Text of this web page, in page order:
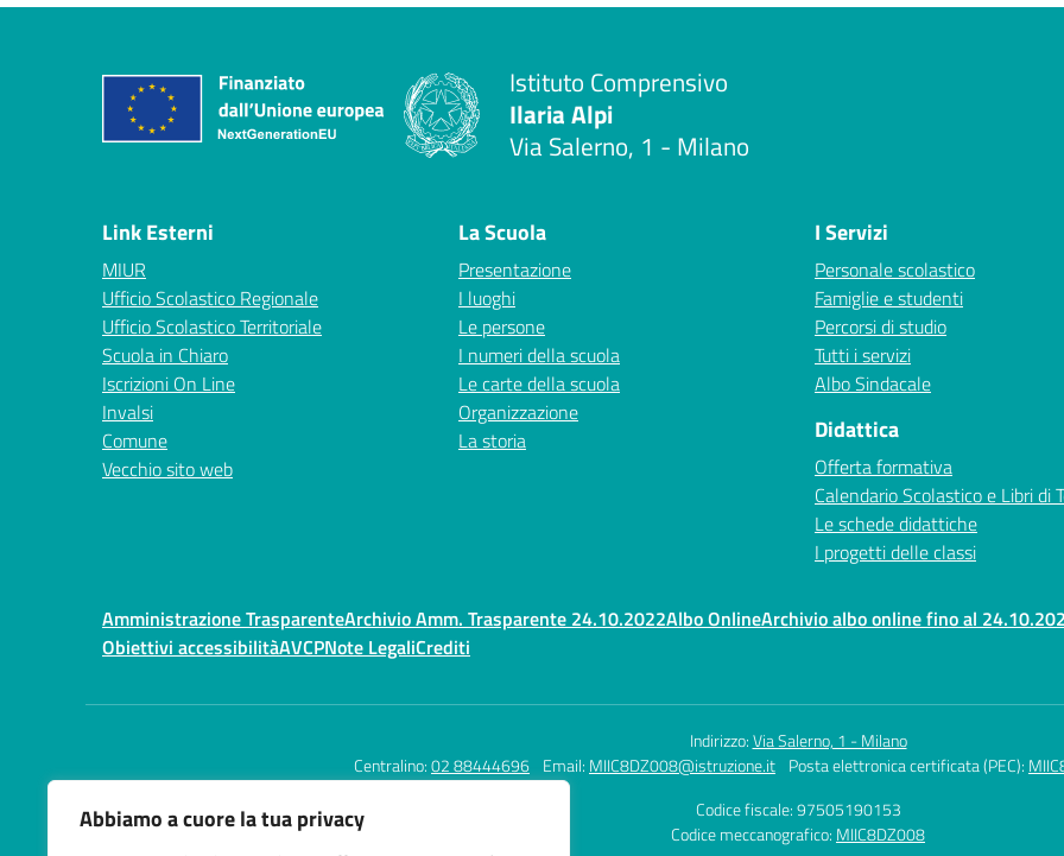
Abbiamo a cuore la tua privacy
Istituto Comprensivo
Ilaria Alpi
Via Salerno, 1 - Milano
Link Esterni
MIUR
Ufficio Scolastico Regionale
Ufficio Scolastico Territoriale
Scuola in Chiaro
Iscrizioni On Line
Invalsi
Comune
Vecchio sito web
La Scuola
Presentazione
I luoghi
Le persone
I numeri della scuola
Le carte della scuola
Organizzazione
La storia
I Servizi
Personale scolastico
Famiglie e studenti
Percorsi di studio
Tutti i servizi
Albo Sindacale
Didattica
Offerta formativa
Calendario Scolastico e Libri di
Le schede didattiche
I progetti delle classi
Amministrazione TrasparenteArchivio Amm. Trasparente 24.10.2022Albo OnlineArchivio albo online fino al
Obiettivi accessibilitàAVCPNote LegaliCrediti
Indirizzo:Via Salerno, 1 - Milano
Centralino:02 88444696 Email: MIIC8DZ008@istruzione.it Posta elettronica certificata (PEC):
Codice fiscale: 97505190153
Codice meccanografico: MIIC8DZ008